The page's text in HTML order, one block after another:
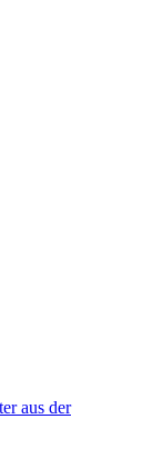
aus der